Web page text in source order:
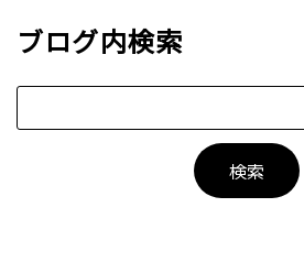
ブログ内検索